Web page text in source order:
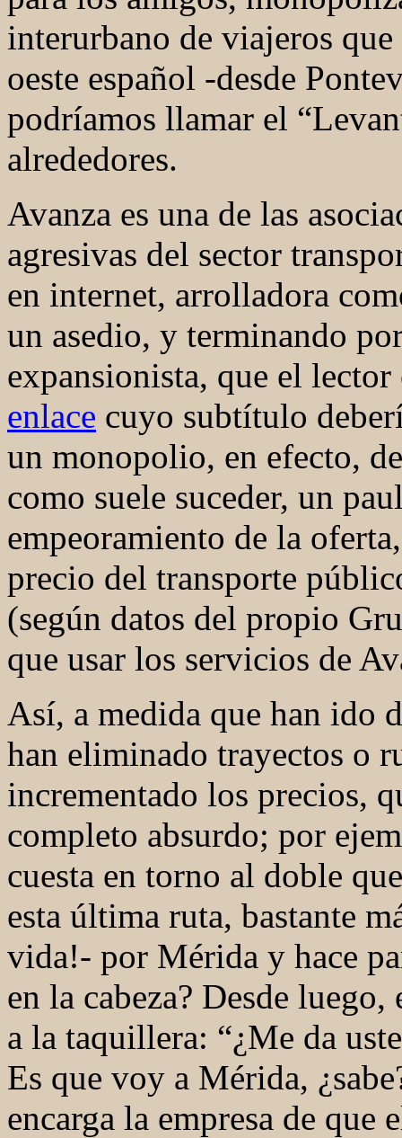
interurbano de viajeros
oeste español -desde
podríamos llamar el
alrededores.
Avanza es una de las
agresivas del sector
en internet, arrolladora
un asedio, y terminando
expansionista, que el
enlace cuyo subtítulo
un monopolio, en efecto,
como suele suceder, un
empeoramiento de la
precio del transporte
(según datos del propio
que usar los servicios de
Así, a medida que han ido
han eliminado trayectos o
incrementado los precios,
completo absurdo; por
cuesta en torno al doble
esta última ruta, bastante
vida!- por Mérida y hace
en la cabeza? Desde
a la taquillera: “¿Me da
Es que voy a Mérida,
encarga la empresa de que